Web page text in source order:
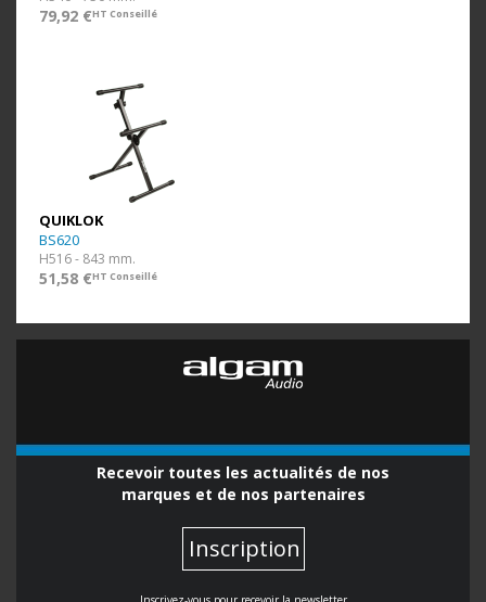
79,92 €HT Conseillé
QUIKLOK
BS620
H516 - 843 mm.
51,58 €HT Conseillé
Recevoir toutes les actualités de nos
marques et de nos partenaires
Inscription